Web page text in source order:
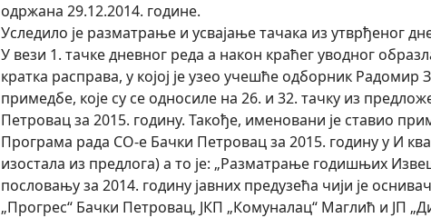
одржана 29.12.2014. године.
Уследило је разматрање и усвајање тачака из утврђеног
У вези 1. тачке дневног реда а након краћег уводног
кратка расправа, у којој је узео учешће одборник Радомир
примедбе, које су се односиле на 26. и 32. тачку из
Петровац за 2015. годину. Такође, именовани је ставио
Програма рада СО-е Бачки Петровац за 2015. годину у И
изостала из предлога) а то је: „Разматрање годишњих
пословању за 2014. годину јавних предузећа чији је
„Прогрес“ Бачки Петровац, ЈКП „Комуналац“ Маглић и ЈП